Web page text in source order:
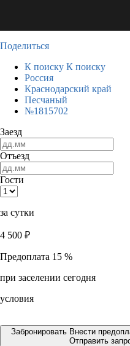
Поделиться
К поиску К поиску
Россия
Краснодарский край
Песчаный
№1815702
Заезд
Отъезд
Гости
за сутки
4 500 ₽
Предоплата 15 %
при заселении сегодня
условия
Забронировать Внести
Отправить